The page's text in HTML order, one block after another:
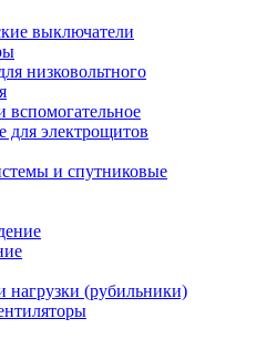
выключатели
низковольтного
вспомогательное
для электрощитов
и спутниковые
нагрузки (рубильники)